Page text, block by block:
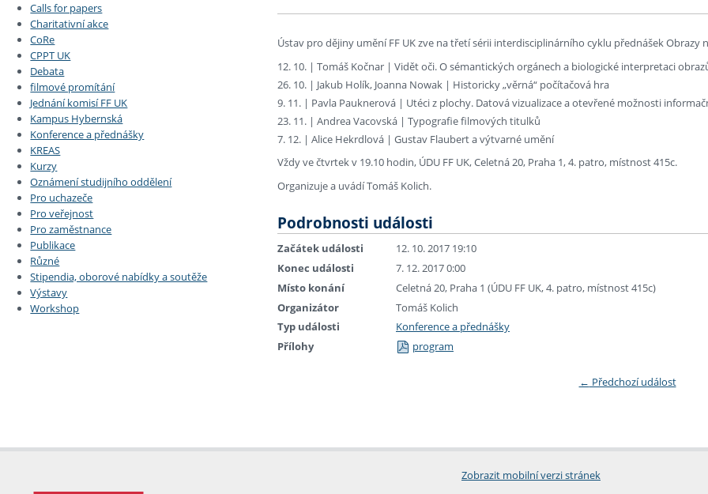
Dozvědět se více Strategie a další dokumenty
Absolventi fakulty
Fakultní školy FF UK
Podat přihlášku Učitelské studijní programy
Dozvědět se více Doktorské studium
Dozvědět se více Akademické kvalifikace
Dozvědět se více Vyjíždějící studenti
Vyjíždějící zaměstnanci
Calls for papers
Charitativní akce
CoRe
CPPT UK
Debata
filmové promítání
Jednání komisí FF UK
Kampus Hybernská
Konference a přednášky
KREAS
Kurzy
Oznámení studijního oddělení
Pro uchazeče
Pro veřejnost
Pro zaměstnance
Publikace
Různé
Stipendia, oborové nabídky a soutěže
Výstavy
Workshop
Ústav pro dějiny umění FF UK zve na třetí sérii interdisciplinárního cyklu přednášek Obrazy
12. 10. | Tomáš Kočnar | Vidět oči. O sémantických orgánech a biologické interpretaci
26. 10. | Jakub Holík, Joanna Nowak | Historicky „věrná“ počítačová hra
9. 11. | Pavla Pauknerová | Utéci z plochy. Datová vizualizace a otevřené možnosti
23. 11. | Andrea Vacovská | Typografie filmových titulků
7. 12. | Alice Hekrdlová | Gustav Flaubert a výtvarné umění
Vždy ve čtvrtek v 19.10 hodin, ÚDU FF UK, Celetná 20, Praha 1, 4. patro, místnost 415c.
Organizuje a uvádí Tomáš Kolich.
Podrobnosti události
Začátek události
12. 10. 2017 19:10
Konec události
7. 12. 2017 0:00
Místo konání
Celetná 20, Praha 1 (ÚDU FF UK, 4. patro, místnost 415c)
Organizátor
Tomáš Kolich
Typ události
Konference a přednášky
Přílohy
program
← Předchozí událost
Zobrazit mobilní verzi stránek